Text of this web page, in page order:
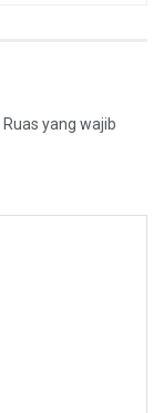
Ruas yang wajib